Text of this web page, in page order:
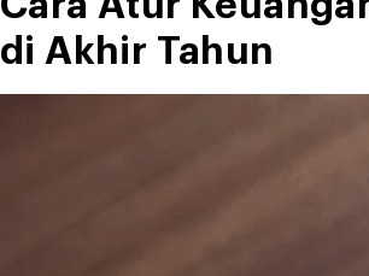
di Akhir Tahun